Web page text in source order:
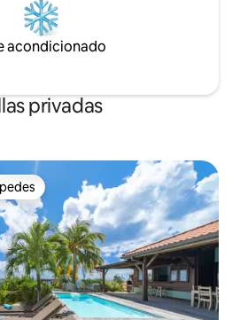
acondicionado
privadas
entre huéspedes